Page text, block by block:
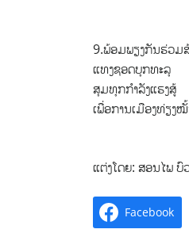
ຕອມຕຸ້ມ
9.ພ້ອມພຽງກັນຮ່ວ
ແທງຊອດບຸກທ
ສຸມທຸກກຳລັງແ
ເພື່ອການເມືອງທ່
ລາວຢັ້ງ
ແຕ່ງໂດຍ: ສອນໄພ ບົ
Facebook